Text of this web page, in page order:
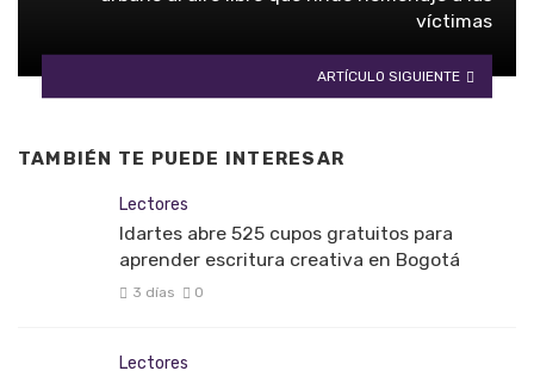
víctimas
ARTÍCULO SIGUIENTE
TAMBIÉN TE PUEDE INTERESAR
Lectores
Idartes abre 525 cupos gratuitos para
aprender escritura creativa en Bogotá
3 días 0
Lectores